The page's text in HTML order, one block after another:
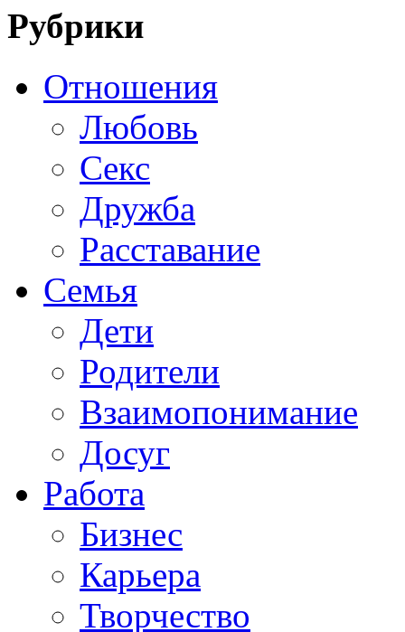
Рубрики
Отношения
Любовь
Секс
Дружба
Расставание
Семья
Дети
Родители
Взаимопонимание
Досуг
Работа
Бизнес
Карьера
Творчество